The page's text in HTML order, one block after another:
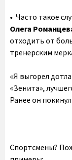
• Часто такое
Олега
отходить от
тренерским
«Я выгорел
«Зенита»,
Ранее он
Спортсмены?